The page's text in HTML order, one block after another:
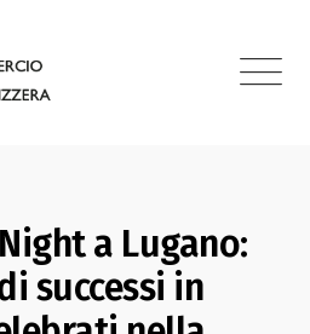
a Lugano:
successi in